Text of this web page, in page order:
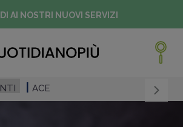
AI NOSTRI NUOVI SERVIZI
ACE